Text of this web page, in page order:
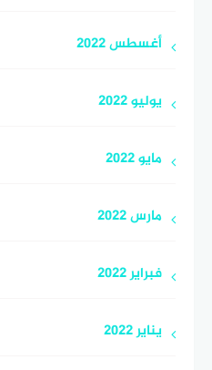
أغسطس 2022
يوليو 2022
مايو 2022
مارس 2022
فبراير 2022
يناير 2022